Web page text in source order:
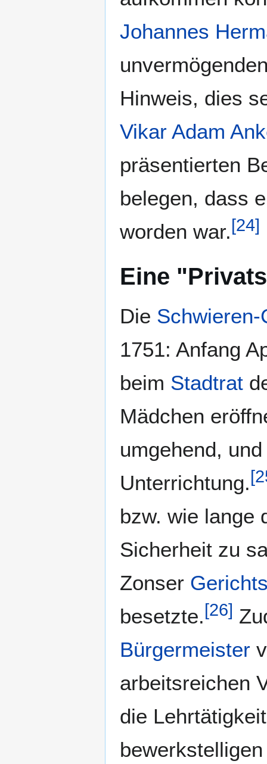
Johannes
Hinweis, dies
Vikar Adam
präsentierten
belegen, dass
worden war.[24]
Eine
Die Schwieren-
1751: Anfang
beim Stadtrat
Mädchen
umgehend,
Unterrichtung. [
bzw. wie lange
Sicherheit zu
Zonser
besetzte. [26]
Bürgermeister
arbeitsreichen
die